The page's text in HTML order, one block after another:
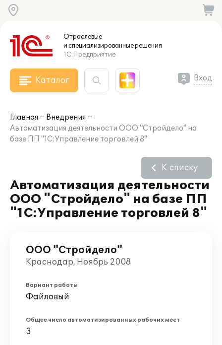
Отраслевые
и специализированныерешения
1С:Предприятие
Каталог Вход
Главная
Внедрения
Автоматизация деятельности ООО "Стройдело" на
базе ПП "1С:Управление торговлей 8"
Автоматизация деятельности
ООО "Стройдело" на базе ПП
"1С:Управление торговлей 8"
К списку
ООО "Стройдело"
Краснодар, Ноябрь 2008
Вариант работы
Файловый
Общее число автоматизированных рабочих мест
3